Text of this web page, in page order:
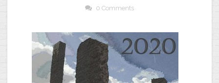
0 Comments